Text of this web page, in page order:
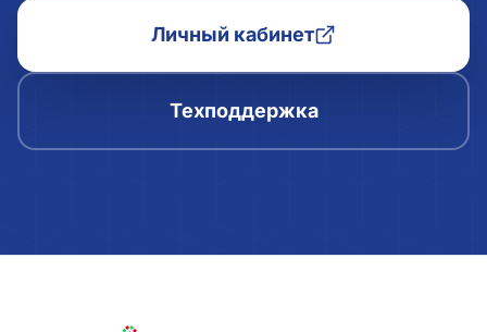
Личный кабинет
Техподдержка